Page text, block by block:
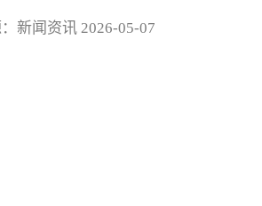
新闻资讯 2026-05-07